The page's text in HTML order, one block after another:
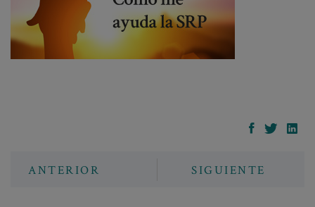
ANTERIOR SIGUIENTE